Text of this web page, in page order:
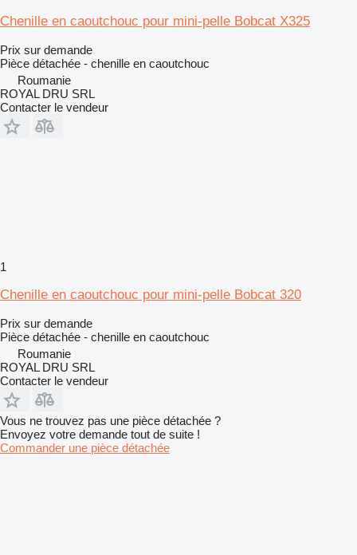
Chenille en caoutchouc pour mini-pelle Bobcat X325
Prix sur demande
Pièce détachée - chenille en caoutchouc
Roumanie
ROYAL DRU SRL
Contacter le vendeur
1
Chenille en caoutchouc pour mini-pelle Bobcat 320
Prix sur demande
Pièce détachée - chenille en caoutchouc
Roumanie
ROYAL DRU SRL
Contacter le vendeur
Vous ne trouvez pas une pièce détachée ?
Envoyez votre demande tout de suite !
Commander une pièce détachée